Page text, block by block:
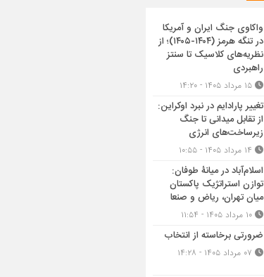
واکاوی جنگ ایران و آمریکا
در تنگه هرمز (۱۴۰۴-۱۴۰۵)؛ از
نظریه‌های کلاسیک تا سنتز
راهبردی
تغییر پارادایم در نبرد اوکراین:
از تقابل میدانی تا جنگ
زیرساخت‌های انرژی
اسلام‌آباد در میانۀ طوفان:
توازن استراتژیک پاکستان
میان تهران، ریاض و صنعا
ضرورتی برخاسته از انتخاب